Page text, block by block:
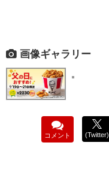
画像ギャラリー
コメント (Twitter)